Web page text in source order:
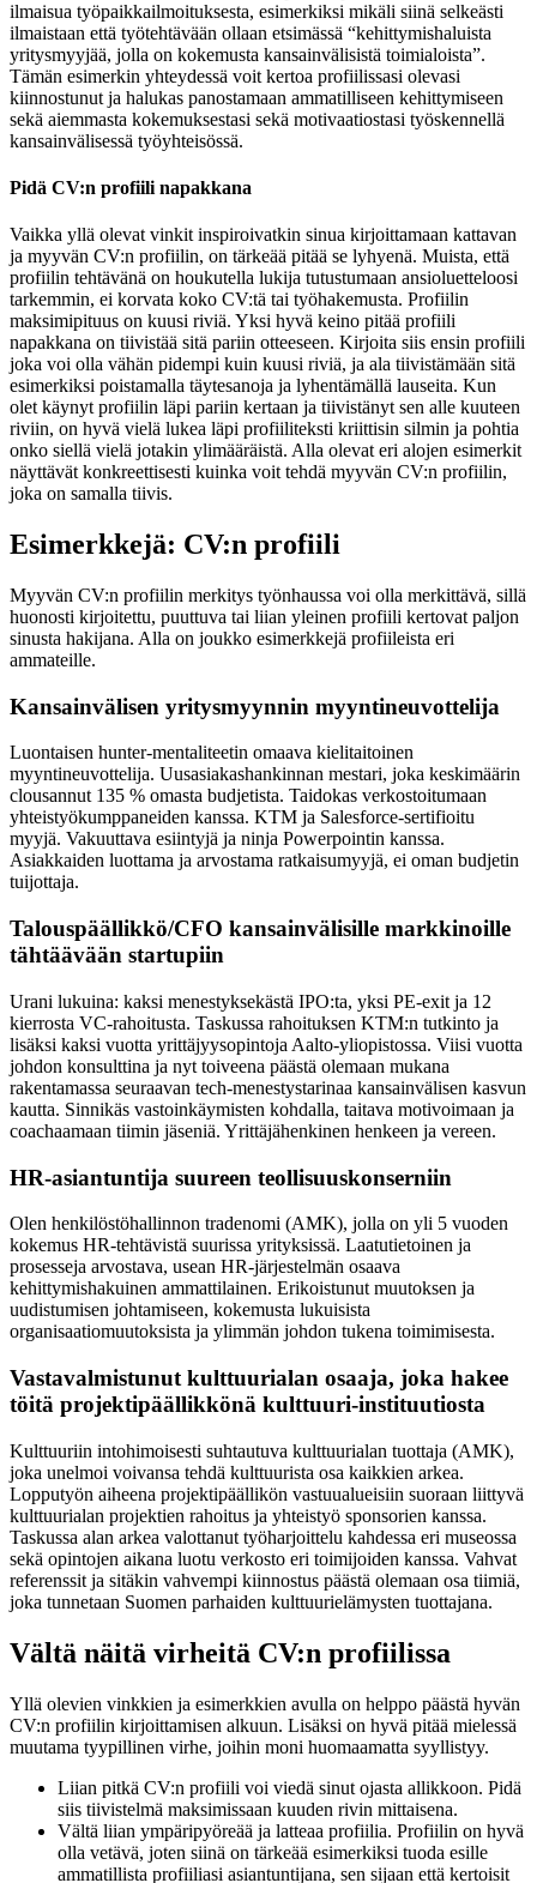
ilmaisua työpaikkailmoituksesta, esimerkiksi mikäli siinä selkeästi
ilmaistaan että työtehtävään ollaan etsimässä “kehittymishaluista
yritysmyyjää, jolla on kokemusta kansainvälisistä toimialoista”.
Tämän esimerkin yhteydessä voit kertoa profiilissasi olevasi
kiinnostunut ja halukas panostamaan ammatilliseen kehittymiseen
sekä aiemmasta kokemuksestasi sekä motivaatiostasi työskennellä
kansainvälisessä työyhteisössä.
Pidä CV:n profiili napakkana
Vaikka yllä olevat vinkit inspiroivatkin sinua kirjoittamaan kattavan
ja myyvän CV:n profiilin, on tärkeää pitää se lyhyenä. Muista, että
profiilin tehtävänä on houkutella lukija tutustumaan ansioluetteloosi
tarkemmin, ei korvata koko CV:tä tai työhakemusta. Profiilin
maksimipituus on kuusi riviä. Yksi hyvä keino pitää profiili
napakkana on tiivistää sitä pariin otteeseen. Kirjoita siis ensin profiili
joka voi olla vähän pidempi kuin kuusi riviä, ja ala tiivistämään sitä
esimerkiksi poistamalla täytesanoja ja lyhentämällä lauseita. Kun
olet käynyt profiilin läpi pariin kertaan ja tiivistänyt sen alle kuuteen
riviin, on hyvä vielä lukea läpi profiiliteksti kriittisin silmin ja pohtia
onko siellä vielä jotakin ylimääräistä. Alla olevat eri alojen esimerkit
näyttävät konkreettisesti kuinka voit tehdä myyvän CV:n profiilin,
joka on samalla tiivis.
Esimerkkejä: CV:n profiili
Myyvän CV:n profiilin merkitys työnhaussa voi olla merkittävä, sillä
huonosti kirjoitettu, puuttuva tai liian yleinen profiili kertovat paljon
sinusta hakijana. Alla on joukko esimerkkejä profiileista eri
ammateille.
Kansainvälisen yritysmyynnin myyntineuvottelija
Luontaisen hunter-mentaliteetin omaava kielitaitoinen
myyntineuvottelija. Uusasiakashankinnan mestari, joka keskimäärin
clousannut 135 % omasta budjetista. Taidokas verkostoitumaan
yhteistyökumppaneiden kanssa. KTM ja Salesforce-sertifioitu
myyjä. Vakuuttava esiintyjä ja ninja Powerpointin kanssa.
Asiakkaiden luottama ja arvostama ratkaisumyyjä, ei oman budjetin
tuijottaja.
Talouspäällikkö/CFO kansainvälisille markkinoille
tähtäävään startupiin
Urani lukuina: kaksi menestyksekästä IPO:ta, yksi PE-exit ja 12
kierrosta VC-rahoitusta. Taskussa rahoituksen KTM:n tutkinto ja
lisäksi kaksi vuotta yrittäjyysopintoja Aalto-yliopistossa. Viisi vuotta
johdon konsulttina ja nyt toiveena päästä olemaan mukana
rakentamassa seuraavan tech-menestystarinaa kansainvälisen kasvun
kautta. Sinnikäs vastoinkäymisten kohdalla, taitava motivoimaan ja
coachaamaan tiimin jäseniä. Yrittäjähenkinen henkeen ja vereen.
HR-asiantuntija suureen teollisuuskonserniin
Olen henkilöstöhallinnon tradenomi (AMK), jolla on yli 5 vuoden
kokemus HR-tehtävistä suurissa yrityksissä. Laatutietoinen ja
prosesseja arvostava, usean HR-järjestelmän osaava
kehittymishakuinen ammattilainen. Erikoistunut muutoksen ja
uudistumisen johtamiseen, kokemusta lukuisista
organisaatiomuutoksista ja ylimmän johdon tukena toimimisesta.
Vastavalmistunut kulttuurialan osaaja, joka hakee
töitä projektipäällikkönä kulttuuri-instituutiosta
Kulttuuriin intohimoisesti suhtautuva kulttuurialan tuottaja (AMK),
joka unelmoi voivansa tehdä kulttuurista osa kaikkien arkea.
Lopputyön aiheena projektipäällikön vastuualueisiin suoraan liittyvä
kulttuurialan projektien rahoitus ja yhteistyö sponsorien kanssa.
Taskussa alan arkea valottanut työharjoittelu kahdessa eri museossa
sekä opintojen aikana luotu verkosto eri toimijoiden kanssa. Vahvat
referenssit ja sitäkin vahvempi kiinnostus päästä olemaan osa tiimiä,
joka tunnetaan Suomen parhaiden kulttuurielämysten tuottajana.
Vältä näitä virheitä CV:n profiilissa
Yllä olevien vinkkien ja esimerkkien avulla on helppo päästä hyvän
CV:n profiilin kirjoittamisen alkuun. Lisäksi on hyvä pitää mielessä
muutama tyypillinen virhe, joihin moni huomaamatta syyllistyy.
Liian pitkä CV:n profiili voi viedä sinut ojasta allikkoon. Pidä
siis tiivistelmä maksimissaan kuuden rivin mittaisena.
Vältä liian ympäripyöreää ja latteaa profiilia. Profiilin on hyvä
olla vetävä, joten siinä on tärkeää esimerkiksi tuoda esille
ammatillista profiiliasi asiantuntijana, sen sijaan että kertoisit